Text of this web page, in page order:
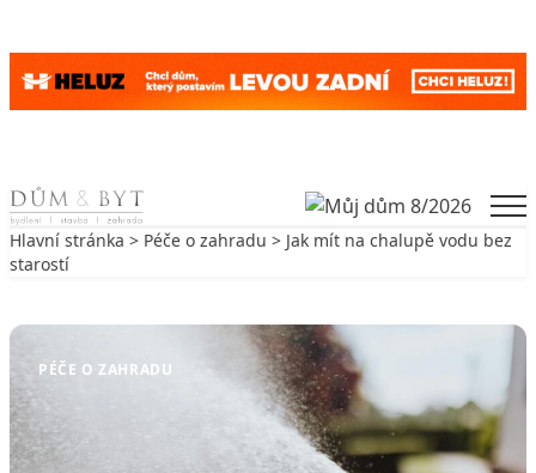
Skip to content
Hlavní stránka > Péče o zahradu > Jak mít na chalupě vodu bez
starostí
PÉČE O ZAHRADU